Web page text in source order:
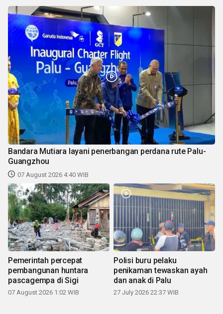
Bandara Mutiara layani penerbangan perdana rute Palu-
Guangzhou
07 August 2026 4:40 WIB
Pemerintah percepat
pembangunan huntara
pascagempa di Sigi
07 August 2026 1:02 WIB
Polisi buru pelaku
penikaman tewaskan ayah
dan anak di Palu
27 July 2026 22:37 WIB